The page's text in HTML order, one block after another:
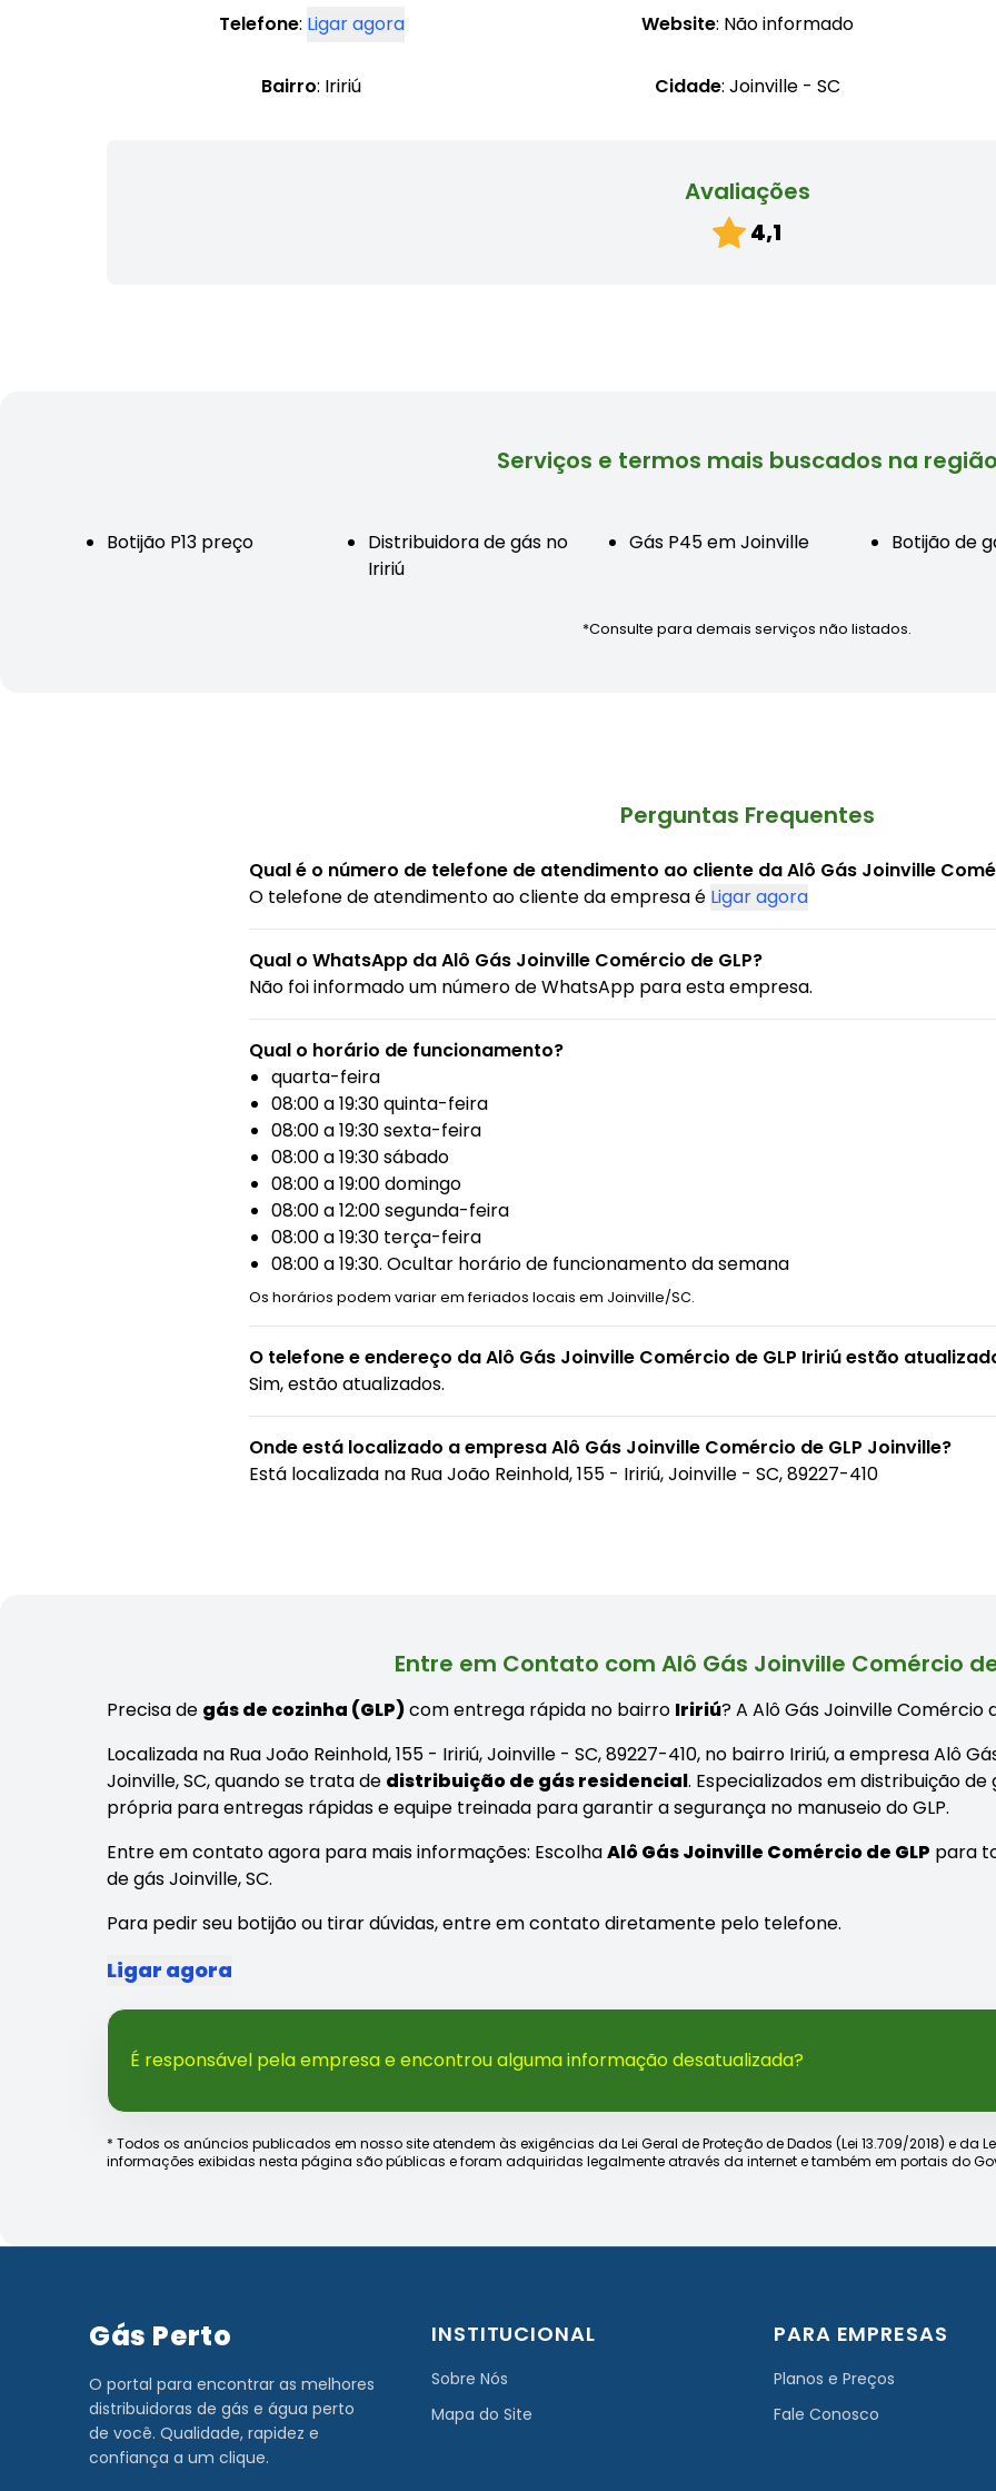
Telefone: Ligar agora Website: Não informado
Bairro: Iririú Cidade: Joinville - SC
Avaliações
4,1
Serviços e termos mais buscados na
Botijão P13 preço
Distribuidora de gás no
Iririú
Gás P45 em Joinville Botijão de
*Consulte para demais serviços não listados.
Perguntas Frequentes
Qual é o número de telefone de atendimento ao cliente da Alô Gás Joinville
O telefone de atendimento ao cliente da empresa é Ligar agora
Qual o WhatsApp da Alô Gás Joinville Comércio de GLP?
Não foi informado um número de WhatsApp para esta empresa.
Qual o horário de funcionamento?
quarta-feira
08:00 a 19:30 quinta-feira
08:00 a 19:30 sexta-feira
08:00 a 19:30 sábado
08:00 a 19:00 domingo
08:00 a 12:00 segunda-feira
08:00 a 19:30 terça-feira
08:00 a 19:30. Ocultar horário de funcionamento da semana
Os horários podem variar em feriados locais em Joinville/SC.
O telefone e endereço da Alô Gás Joinville Comércio de GLP Iririú estão
Sim, estão atualizados.
Onde está localizado a empresa Alô Gás Joinville Comércio de GLP Joinville?
Está localizada na Rua João Reinhold, 155 - Iririú, Joinville - SC, 89227-410
Entre em Contato com Alô Gás Joinville Comércio de
Precisa de gás de cozinha (GLP)com entrega rápida no bairro Iririú? A Alô Gás Joinville Comércio
Localizada na Rua João Reinhold, 155 - Iririú, Joinville - SC, 89227-410, no bairro Iririú, a empresa Alô
Joinville, SC, quando se trata de distribuição de gás residencial. Especializados em distribuição
própria para entregas rápidas e equipe treinada para garantir a segurança no manuseio do GLP.
Entre em contato agora para mais informações: EscolhaAlô Gás Joinville Comércio de GLP para
de gás Joinville, SC.
Para pedir seu botijão ou tirar dúvidas, entre em contato diretamente pelo telefone.
Ligar agora
É responsável pela empresa e encontrou alguma informação desatualizada?
* Todos os anúncios publicados em nosso site atendem às exigências da Lei Geral de Proteção de Dados (Lei 13.709/2018) e da
informações exibidas nesta página são públicas e foram adquiridas legalmente através da internet e também em portais do
Gás Perto
O portal para encontrar as melhores
distribuidoras de gás e água perto
de você. Qualidade, rapidez e
confiança a um clique.
INSTITUCIONAL
Sobre Nós
Mapa do Site
PARA EMPRESAS
Planos e Preços
Fale Conosco